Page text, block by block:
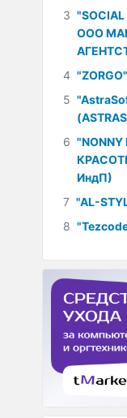
3 "SOCIAL
ООО
4
5
6
КРАСОТЫ
ИндП)
7 "AL-
8